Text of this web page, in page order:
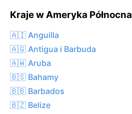
Kraje w Ameryka Północna
🇦🇮 Anguilla
🇦🇬 Antigua i Barbuda
🇦🇼 Aruba
🇧🇸 Bahamy
🇧🇧 Barbados
🇧🇿 Belize